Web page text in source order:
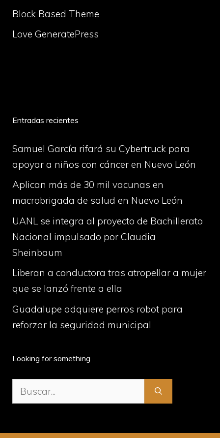
Block Based Theme
Love GeneratePress
Entradas recientes
Samuel García rifará su Cybertruck para
apoyar a niños con cáncer en Nuevo León
Aplican más de 30 mil vacunas en
macrobrigada de salud en Nuevo León
UANL se integra al proyecto de Bachillerato
Nacional impulsado por Claudia
Sheinbaum
Liberan a conductora tras atropellar a mujer
que se lanzó frente a ella
Guadalupe adquiere perros robot para
reforzar la seguridad municipal
Looking for something
Buscar: